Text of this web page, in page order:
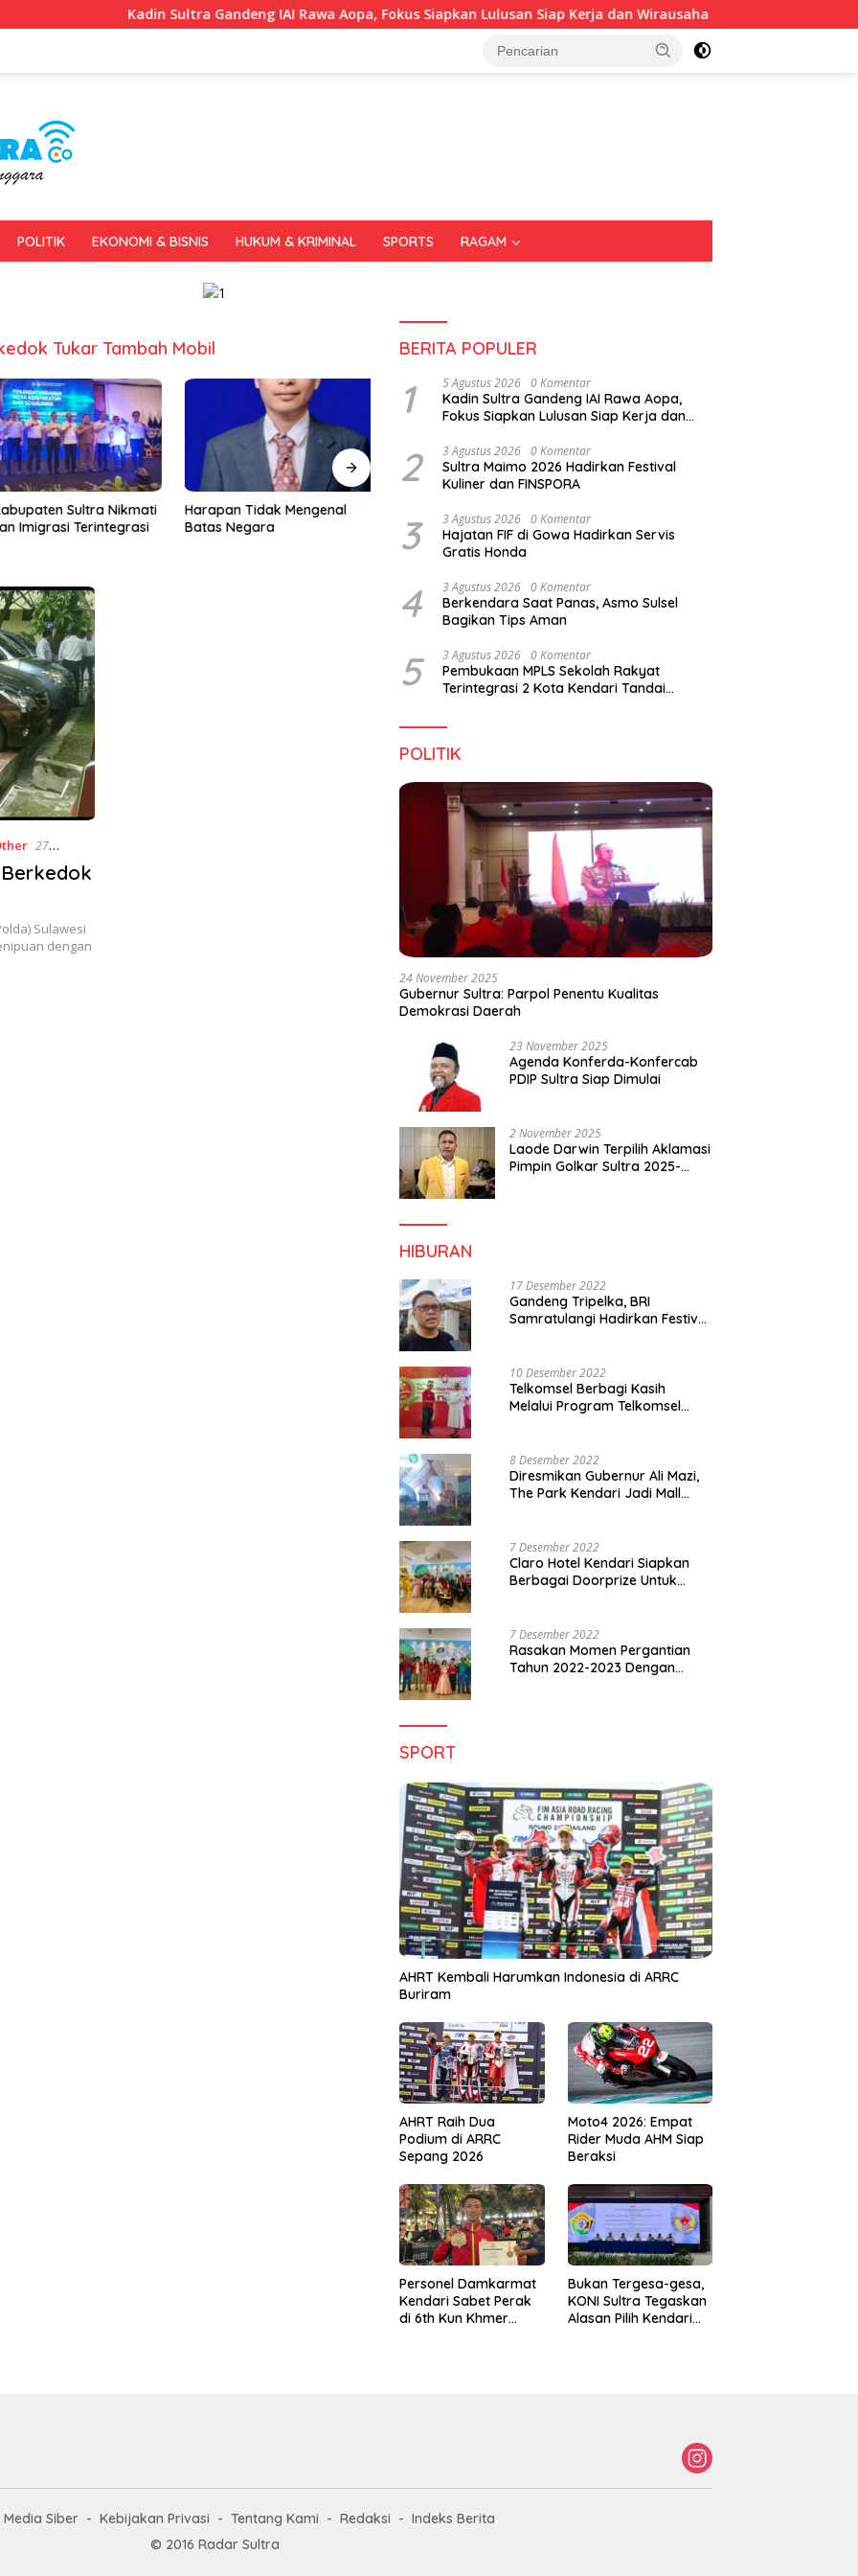
Kadin Sultra Gandeng IAI Rawa Aopa, Fokus Siapkan Lulusan Siap Kerja dan Wirausaha Puluhan Tenant
POLITIK EKONOMI & BISNIS HUKUM & KRIMINAL SPORTS RAGAM
Tukar Tambah Mobil
Sultra Nikmati
Imigrasi Terintegrasi
Harapan Tidak Mengenal
Batas Negara
Sultra Terus Maju, Namun
Infrastruktur Pariwisata dan
Perikanan Masih Jadi
Tantangan
Bank Sultra Pimpin Klasemen
Medali
27
Sulawesi
dengan
BERITA POPULER
1 5 Agustus 2026 0 Komentar
Kadin Sultra Gandeng IAI Rawa Aopa,
Fokus Siapkan Lulusan Siap Kerja dan
2 3 Agustus 2026 0 Komentar
Sultra Maimo 2026 Hadirkan Festival
Kuliner dan FINSPORA
3 3 Agustus 2026 0 Komentar
Hajatan FIF di Gowa Hadirkan Servis
Gratis Honda
4 3 Agustus 2026 0 Komentar
Berkendara Saat Panas, Asmo Sulsel
Bagikan Tips Aman
5 3 Agustus 2026 0 Komentar
Pembukaan MPLS Sekolah Rakyat
Terintegrasi 2 Kota Kendari Tandai
POLITIK
24 November 2025
Gubernur Sultra: Parpol Penentu Kualitas
Demokrasi Daerah
23 November 2025
Agenda Konferda-Konfercab
PDIP Sultra Siap Dimulai
2 November 2025
Laode Darwin Terpilih Aklamasi
Pimpin Golkar Sultra 2025-
HIBURAN
17 Desember 2022
Gandeng Tripelka, BRI
Samratulangi Hadirkan Festival
10 Desember 2022
Telkomsel Berbagi Kasih
Melalui Program Telkomsel
8 Desember 2022
Diresmikan Gubernur Ali Mazi,
The Park Kendari Jadi Mall
7 Desember 2022
Claro Hotel Kendari Siapkan
Berbagai Doorprize Untuk
7 Desember 2022
Rasakan Momen Pergantian
Tahun 2022-2023 Dengan
SPORT
AHRT Kembali Harumkan Indonesia di ARRC
Buriram
AHRT Raih Dua
Podium di ARRC
Sepang 2026
Moto4 2026: Empat
Rider Muda AHM Siap
Beraksi
Personel Damkarmat
Kendari Sabet Perak
di 6th Kun Khmer
Bukan Tergesa-gesa,
KONI Sultra Tegaskan
Alasan Pilih Kendari
Siber Kebijakan Privasi Tentang Kami Redaksi
Indeks Berita
© 2016 Radar Sultra